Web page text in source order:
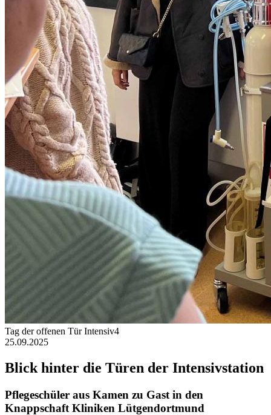
Tag der offenen Tür Intensiv4
25.09.2025
Blick hinter die Türen der Intensivstation
Pflegeschüler aus Kamen zu Gast in den
Knappschaft Kliniken Lütgendortmund